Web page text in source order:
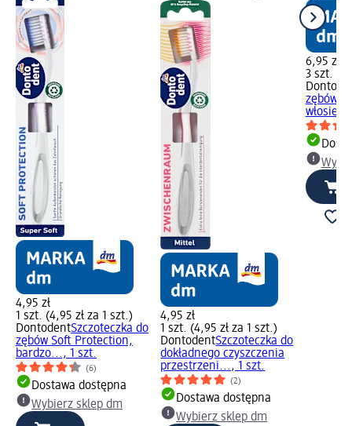
4,95 zł
1 szt. (4,95 zł za 1 szt.)
DontodentSzczoteczka do
zębów Soft Protection,
bardzo..., 1 szt.
(6)
Dostawa dostępna
Wybierz sklep dm
4,95 zł
1 szt. (4,95 zł za 1 szt.)
DontodentSzczoteczka do
dokładnego czyszczenia
przestrzeni..., 1 szt.
(2)
Dostawa dostępna
Wybierz sklep dm
6,95 zł
3 szt.
zębów z